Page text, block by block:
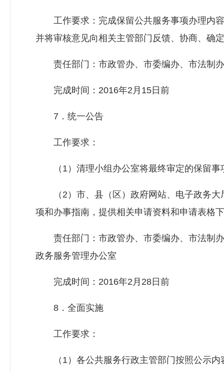
工作要求：完成保留公共服务事项办理内容
并将审核意见向相关主管部门反馈、协商、确
责任部门：市政管办、市委编办、市法制办
完成时间：2016年2月15日前
7．统一公告
工作要求：
（1）清理小组办公室将最终审定的保留事
（2）市、县（区）政府网站、电子政务大
项和办事指南，提供相关申请资料和申请表格
责任部门：市政管办、市委编办、市法制办
政务服务管理办公室
完成时间：2016年2月28日前
8．全面实施
工作要求：
（1）各公共服务行政主管部门按照公示内